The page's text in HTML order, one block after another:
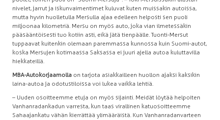
nivelet, jarrut ja iskunvaimentimet kuluvat kuten muissakin autoissa,
mutta hyvin huolletulla Mersulla ajaa edelleen helposti sen puoli
miljoonaa kilometriä. Mersu on myös auto, joka vian ilmetessäkin
pääsääntöisesti tuo kotiin asti, eikä jätä tienpäälle. Tuonti-Mersut
tuppaavat kuitenkin olemaan paremmassa kunnossa kuin Suomi-autot,
koska Mersujen kotimaassa Saksassa ei juuri ajella autoa kuluttavilla
hiekkateillä.
MBA-Autokorjaamolla on tarjota asiakkailleen huollon ajaksi kaksikin
laina-autoa ja odotustiloissa voi lukea vaikka lehtiä.
– Uuden osoitteemme etuja on myös sijainti. Meidät löytää helpoiten
Vanhanradankadun varresta, kun taas virallinen katuosoitteemme
Sahaajankatu vähän kierrättää ylimääräistä. Kun Vanhanradanvarteen